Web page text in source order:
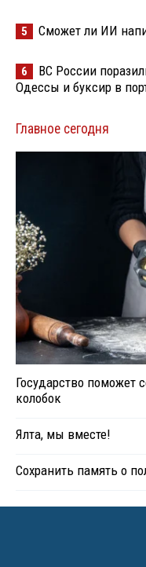
5 Сможет ли ИИ
6
ВС России
Одессы и буксир в
Главное сегодня
Государство поможет
колобок
Ялта, мы вместе!
Сохранить память о